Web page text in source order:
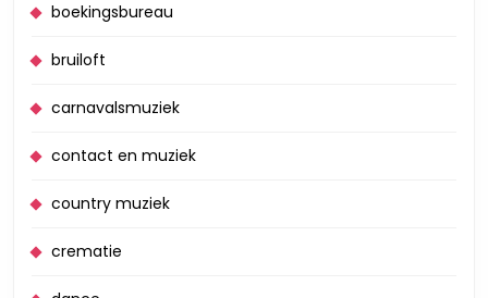
boekingsbureau
bruiloft
carnavalsmuziek
contact en muziek
country muziek
crematie